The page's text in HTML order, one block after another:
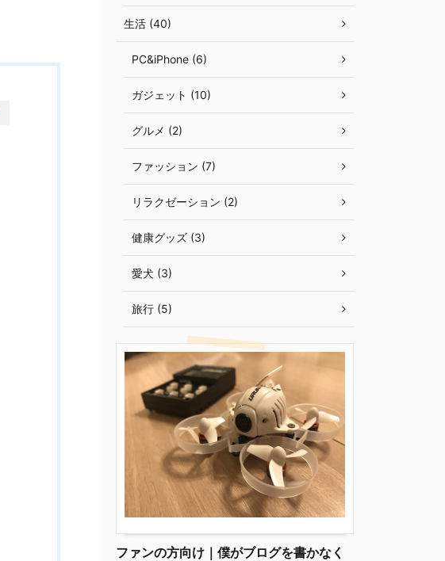
生活 (40)
PC&iPhone (6)
ガジェット (10)
グルメ (2)
ファッション (7)
リラクゼーション (2)
健康グッズ (3)
愛犬 (3)
旅行 (5)
ファンの方向け｜僕がブログを書かなく